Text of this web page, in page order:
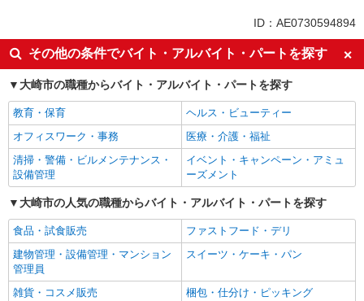
ボーナス・賞与あり
車通勤OK
交通費支給
社会保険あり
産休・育休取得実績あり
ID：AE0730594894
その他の条件でバイト・アルバイト・パートを探す
大崎市の職種からバイト・アルバイト・パートを探す
教育・保育
ヘルス・ビューティー
オフィスワーク・事務
医療・介護・福祉
清掃・警備・ビルメンテナンス・
設備管理
イベント・キャンペーン・アミュ
ーズメント
大崎市の人気の職種からバイト・アルバイト・パートを探す
食品・試食販売
ファストフード・デリ
建物管理・設備管理・マンション
管理員
スイーツ・ケーキ・パン
雑貨・コスメ販売 梱包・仕分け・ピッキング